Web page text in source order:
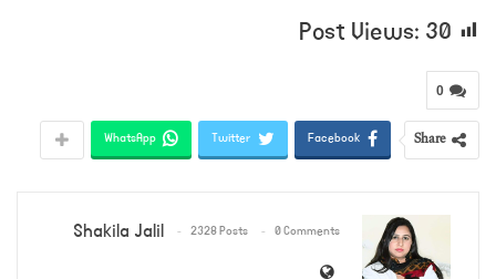
Post Views: 30
0
Share
Facebook
Twitter
WhatsApp
Shakila Jalil 2328 Posts 0 Comments